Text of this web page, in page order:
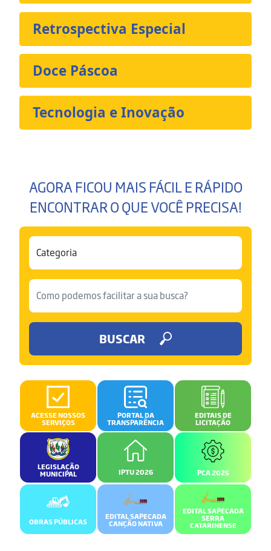
Retrospectiva Especial
Doce Páscoa
Tecnologia e Inovação
AGORA FICOU MAIS FÁCIL E RÁPIDO
ENCONTRAR O QUE VOCÊ PRECISA!
BUSCAR
ACESSE NOSSOS
SERVIÇOS
PORTAL DA
TRANSPARÊNCIA
EDITAIS DE
LICITAÇÃO
LEGISLAÇÃO
MUNICIPAL IPTU 2026 PCA 2025
OBRAS PÚBLICAS
EDITAL SAPECADA
CANÇÃO NATIVA
EDITAL SAPECADA
SERRA
CATARINENSE